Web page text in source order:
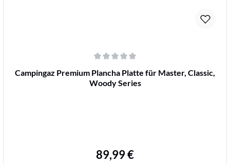
Durchschnittliche Bewertung von 0 von 5 Sternen
Campingaz Premium Plancha Platte für Master, Classic,
Woody Series
Regulärer Preis:
89,99 €